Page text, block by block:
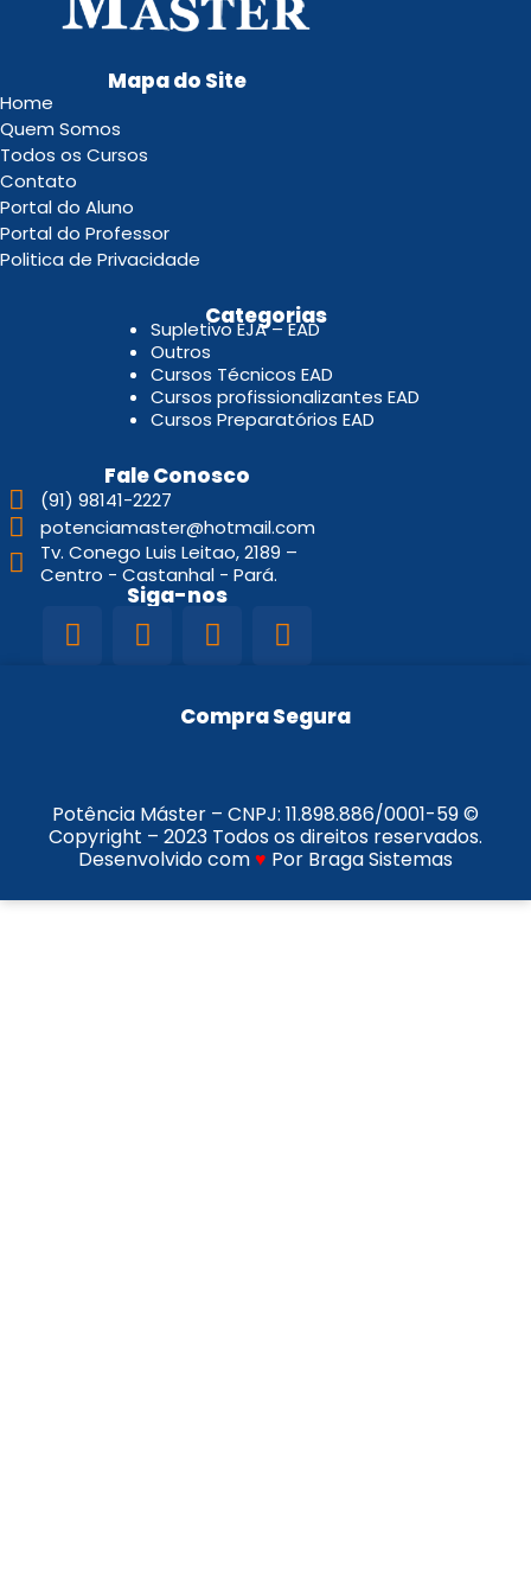
Mapa do Site
Home
Quem Somos
Todos os Cursos
Contato
Portal do Aluno
Portal do Professor
Politica de Privacidade
Categorias
Supletivo EJA – EAD
Outros
Cursos Técnicos EAD
Cursos profissionalizantes EAD
Cursos Preparatórios EAD
Fale Conosco
(91) 98141-2227
potenciamaster@hotmail.com
Tv. Conego Luis Leitao, 2189 –
Centro - Castanhal - Pará.
Siga-nos
Compra Segura
Potência Máster – CNPJ: 11.898.886/0001-59©
Copyright – 2023 Todos os direitos reservados.
Desenvolvido com♥ Por Braga Sistemas